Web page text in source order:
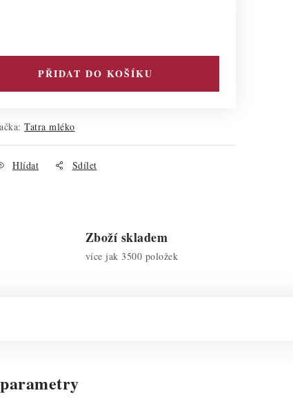
PŘIDAT DO KOŠÍKU
Tatra mléko
Hlídat Sdílet
Zboží skladem
více jak 3500 položek